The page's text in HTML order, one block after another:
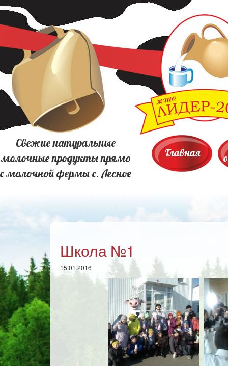
Свежие натуральные
молочные продукты прямо
с молочной фермы с. Лесное
Главная
Школа №1
15.01.2016